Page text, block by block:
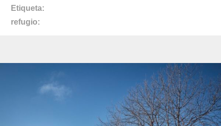
Etiqueta
refugio